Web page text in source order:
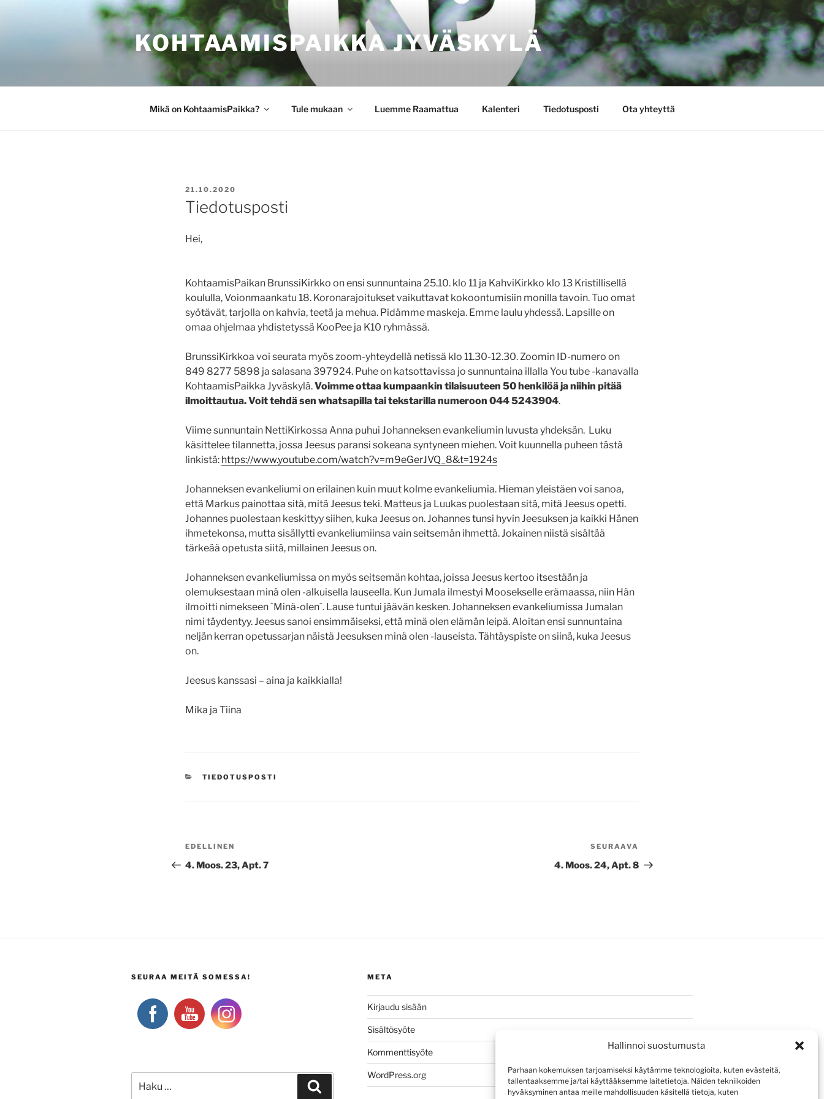
Hallinnoi suostumusta
Parhaan kokemuksen tarjoamiseksi käytämme teknologioita, kuten evästeitä,
tallentaaksemme ja/tai käyttääksemme laitetietoja. Näiden tekniikoiden
hyväksyminen antaa meille mahdollisuuden käsitellä tietoja, kuten
KOHTAAMISPAIKKA JYVÄSKYLÄ
Mikä on KohtaamisPaikka? Tule mukaan Luemme Raamattua Kalenteri Tiedotusposti Ota yhteyttä
JULKAISTU
21.10.2020
Tiedotusposti
Hei,
KohtaamisPaikan BrunssiKirkko on ensi sunnuntaina 25.10. klo 11 ja KahviKirkko klo 13 Kristillisellä
koululla, Voionmaankatu 18. Koronarajoitukset vaikuttavat kokoontumisiin monilla tavoin. Tuo omat
syötävät, tarjolla on kahvia, teetä ja mehua. Pidämme maskeja. Emme laulu yhdessä. Lapsille on
omaa ohjelmaa yhdistetyssä KooPee ja K10 ryhmässä.
BrunssiKirkkoa voi seurata myös zoom-yhteydellä netissä klo 11.30-12.30. Zoomin ID-numero on
849 8277 5898 ja salasana 397924. Puhe on katsottavissa jo sunnuntaina illalla You tube -kanavalla
KohtaamisPaikka Jyväskylä.Voimme ottaa kumpaankin tilaisuuteen 50 henkilöä ja niihin pitää
ilmoittautua. Voit tehdä sen whatsapilla tai tekstarilla numeroon 044 5243904.
Viime sunnuntain NettiKirkossa Anna puhui Johanneksen evankeliumin luvusta yhdeksän. Luku
käsittelee tilannetta, jossa Jeesus paransi sokeana syntyneen miehen. Voit kuunnella puheen tästä
linkistä: https://www.youtube.com/watch?v=m9eGerJVQ_8&t=1924s
Johanneksen evankeliumi on erilainen kuin muut kolme evankeliumia. Hieman yleistäen voi sanoa,
että Markus painottaa sitä, mitä Jeesus teki. Matteus ja Luukas puolestaan sitä, mitä Jeesus opetti.
Johannes puolestaan keskittyy siihen, kuka Jeesus on. Johannes tunsi hyvin Jeesuksen ja kaikki Hänen
ihmetekonsa, mutta sisällytti evankeliumiinsa vain seitsemän ihmettä. Jokainen niistä sisältää
tärkeää opetusta siitä, millainen Jeesus on.
Johanneksen evankeliumissa on myös seitsemän kohtaa, joissa Jeesus kertoo itsestään ja
olemuksestaan minä olen -alkuisella lauseella. Kun Jumala ilmestyi Moosekselle erämaassa, niin Hän
ilmoitti nimekseen ´Minä-olen´. Lause tuntui jäävän kesken. Johanneksen evankeliumissa Jumalan
nimi täydentyy. Jeesus sanoi ensimmäiseksi, että minä olen elämän leipä. Aloitan ensi sunnuntaina
neljän kerran opetussarjan näistä Jeesuksen minä olen -lauseista. Tähtäyspiste on siinä, kuka Jeesus
on.
Jeesus kanssasi – aina ja kaikkialla!
Mika ja Tiina
KATEGORIAT
TIEDOTUSPOSTI
Artikkelien
selaus
Edellinen
artikkeli
EDELLINEN
4. Moos. 23, Apt. 7
artikkeli
SEURAAVA
4. Moos. 24, Apt. 8
SEURAA MEITÄ SOMESSA! META
Kirjaudu sisään
Sisältösyöte
Kommenttisyöte
WordPress.org